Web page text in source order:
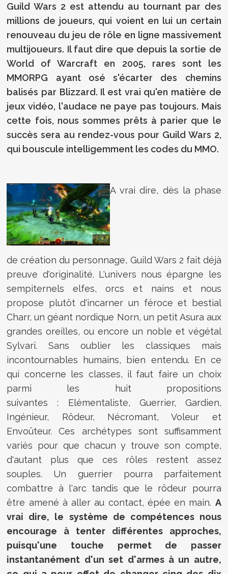
Guild Wars 2 est attendu au tournant par des
millions de joueurs, qui voient en lui un certain
renouveau du jeu de rôle en ligne massivement
multijoueurs. Il faut dire que depuis la sortie de
World of Warcraft en 2005, rares sont les
MMORPG ayant osé s'écarter des chemins
balisés par Blizzard. Il est vrai qu'en matière de
jeux vidéo, l'audace ne paye pas toujours. Mais
cette fois, nous sommes prêts à parier que le
succès sera au rendez-vous pour Guild Wars 2,
qui bouscule intelligemment les codes du MMO.
A vrai dire, dès la phase
de création du personnage, Guild Wars 2 fait déjà
preuve d'originalité. L'univers nous épargne les
sempiternels elfes, orcs et nains et nous
propose plutôt d'incarner un féroce et bestial
Charr, un géant nordique Norn, un petit Asura aux
grandes oreilles, ou encore un noble et végétal
Sylvari. Sans oublier les classiques mais
incontournables humains, bien entendu. En ce
qui concerne les classes, il faut faire un choix
parmi les huit propositions
suivantes : Elémentaliste, Guerrier, Gardien,
Ingénieur, Rôdeur, Nécromant, Voleur et
Envoûteur. Ces archétypes sont suffisamment
variés pour que chacun y trouve son compte,
d'autant plus que ces rôles restent assez
souples. Un guerrier pourra parfaitement
combattre à l'arc tandis que le rôdeur pourra
être amené à aller au contact, épée en main. A
vrai dire, le système de compétences nous
encourage à tenter différentes approches,
puisqu'une touche permet de passer
instantanément d'un set d'armes à un autre,